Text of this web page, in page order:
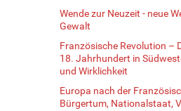
Wende zur Neuzeit - neue
Gewalt
Französische Revolution –
18. Jahrhundert in
und Wirklichkeit
Europa nach der
Bürgertum, Nationalstaat,